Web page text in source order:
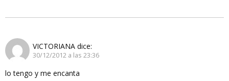
VICTORIANA dice:
30/12/2012 a las 23:36
lo tengo y me encanta